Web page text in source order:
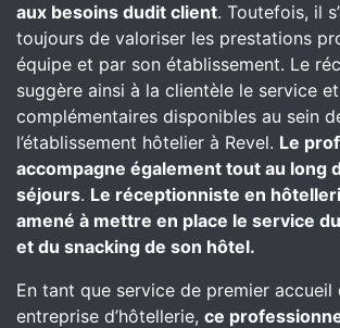
aux besoins dudit client. Toutefois, il
toujours de valoriser les prestations
équipe et par son établissement. Le
suggère ainsi à la clientèle le service
complémentaires disponibles au sein
l’établissement hôtelier à Revel. Le
accompagne également tout au long
séjours. Le réceptionniste en
amené à mettre en place le service
et du snacking de son hôtel.
En tant que service de premier accueil
entreprise d’hôtellerie, ce